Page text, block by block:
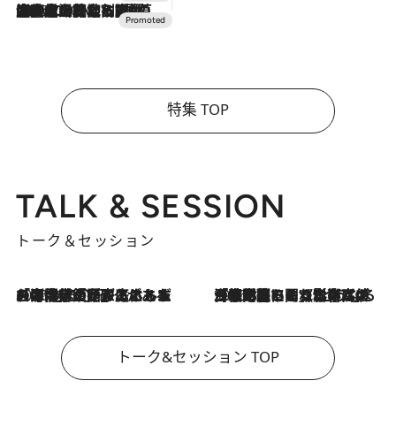
2026.7.10
NEW OPEN！【界 草津】名湯の地に誕生。趣の異なる2種の温泉と上州ならではの会席・蕎麦割烹など美食を味わう究極の癒やし旅
特集 TOP
TALK & SESSION
トーク＆セッション
2026.8.3
「今後値上げがあるとすれば…」「リスクがあるのは今年の冬」エネルギー専門家が語る、ホルムズ海峡封鎖が家庭にもたらす“ある心配” 2026.8.3
「住宅建てられない…」「サーチャージ料の高値が続いている」ホルムズ海峡封鎖による影響はいつまで続く？《エネルギー専門家に聞く“どうなる日本の暮らし”》
トーク&セッション TOP